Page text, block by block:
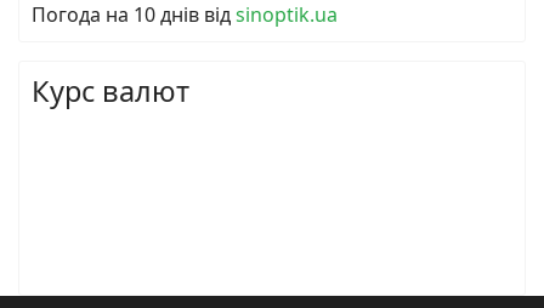
Погода на 10 днів відsinoptik.ua
Курс валют